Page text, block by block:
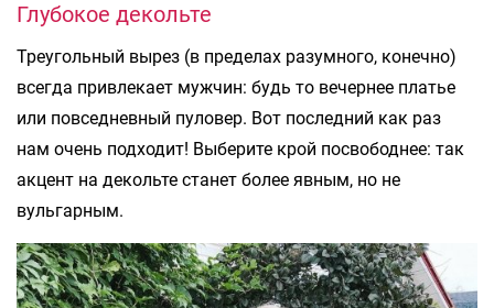
Глубокое декольте
Треугольный вырез (в пределах разумного, конечно)
всегда привлекает мужчин: будь то вечернее платье
или повседневный пуловер. Вот последний как раз
нам очень подходит! Выберите крой посвободнее: так
акцент на декольте станет более явным, но не
вульгарным.